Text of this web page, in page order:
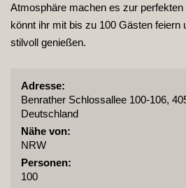
Atmosphäre machen es zur
könnt ihr mit bis zu 100 Gästen feiern
stilvoll genießen.
Adresse:
Benrather Schlossallee 100-106,
Deutschland
Nähe von:
NRW
Personen:
100